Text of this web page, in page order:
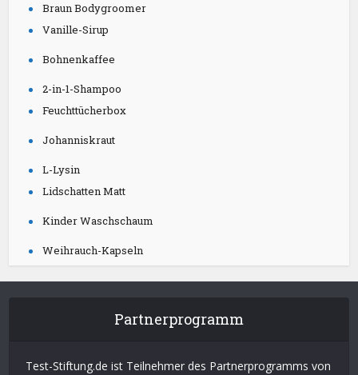
Braun Bodygroomer
Vanille-Sirup
Bohnenkaffee
2-in-1-Shampoo
Feuchttücherbox
Johanniskraut
L-Lysin
Lidschatten Matt
Kinder Waschschaum
Weihrauch-Kapseln
Partnerprogramm
Test-Stiftung.de ist Teilnehmer des Partnerprogramms von